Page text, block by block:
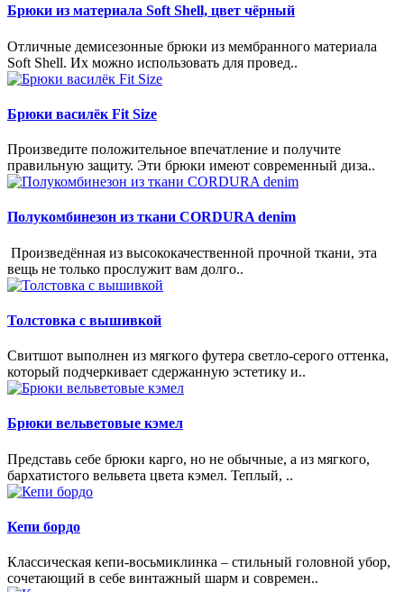
Брюки из материала Soft Shell, цвет чёрный
Отличные демисезонные брюки из мембранного материала
Soft Shell. Их можно использовать для провед..
Брюки василёк Fit Size
Произведите положительное впечатление и получите
правильную защиту. Эти брюки имеют современный диза..
Полукомбинезон из ткани CORDURA denim
Произведённая из высококачественной прочной ткани, эта
вещь не только прослужит вам долго..
Толстовка с вышивкой
Свитшот выполнен из мягкого футера светло-серого оттенка,
который подчеркивает сдержанную эстетику и..
Брюки вельветовые кэмел
Представь себе брюки карго, но не обычные, а из мягкого,
бархатистого вельвета цвета кэмел. Теплый, ..
Кепи бордо
Классическая кепи-восьмиклинка – стильный головной убор,
сочетающий в себе винтажный шарм и современ..